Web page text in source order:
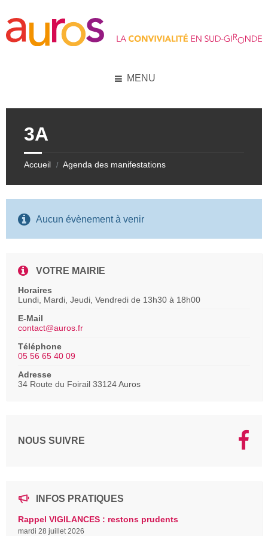
content
left
sidebar
right
sidebar
footer
MENU
3A
Accueil / Agenda des manifestations
Aucun évènement à venir
VOTRE MAIRIE
Horaires
Lundi, Mardi, Jeudi, Vendredi de 13h30 à 18h00
E-Mail
contact@auros.fr
Téléphone
05 56 65 40 09
Adresse
34 Route du Foirail 33124 Auros
NOUS SUIVRE
INFOS PRATIQUES
Rappel VIGILANCES : restons prudents
mardi 28 juillet 2026